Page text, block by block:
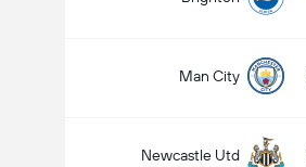
Man City
Newcastle Utd